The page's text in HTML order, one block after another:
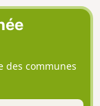
des communes